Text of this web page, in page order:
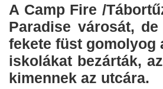
A Camp Fire /
Paradise városát,
fekete füst gomolyog
iskolákat bezárták,
kimennek az utcára.